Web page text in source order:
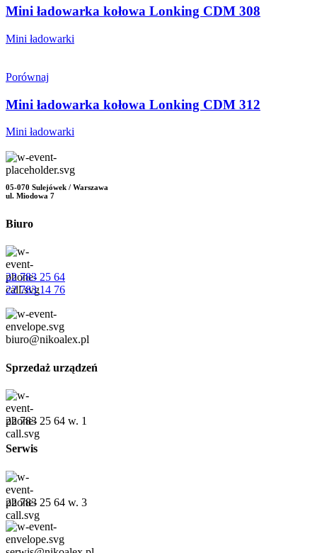
Mini ładowarka kołowa Lonking CDM 308
Mini ładowarki
Porównaj
Mini ładowarka kołowa Lonking CDM 312
Mini ładowarki
05-070 Sulejówek / Warszawa
ul. Miodowa 7
Biuro
22 783 25 64
22 783 14 76
biuro@nikoalex.pl
Sprzedaż urządzeń
22 783 25 64 w. 1
Serwis
22 783 25 64 w. 3